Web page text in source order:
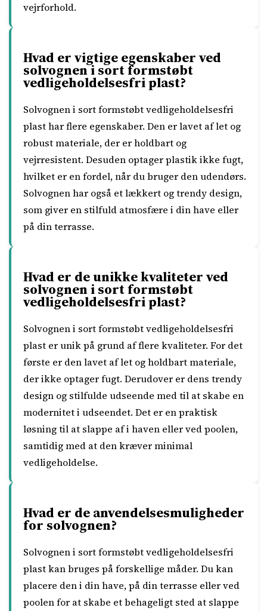
vejrforhold.
Hvad er vigtige egenskaber ved
solvognen i sort formstøbt
vedligeholdelsesfri plast?
Solvognen i sort formstøbt vedligeholdelsesfri
plast har flere egenskaber. Den er lavet af let og
robust materiale, der er holdbart og
vejrresistent. Desuden optager plastik ikke fugt,
hvilket er en fordel, når du bruger den udendørs.
Solvognen har også et lækkert og trendy design,
som giver en stilfuld atmosfære i din have eller
på din terrasse.
Hvad er de unikke kvaliteter ved
solvognen i sort formstøbt
vedligeholdelsesfri plast?
Solvognen i sort formstøbt vedligeholdelsesfri
plast er unik på grund af flere kvaliteter. For det
første er den lavet af let og holdbart materiale,
der ikke optager fugt. Derudover er dens trendy
design og stilfulde udseende med til at skabe en
modernitet i udseendet. Det er en praktisk
løsning til at slappe af i haven eller ved poolen,
samtidig med at den kræver minimal
vedligeholdelse.
Hvad er de anvendelsesmuligheder
for solvognen?
Solvognen i sort formstøbt vedligeholdelsesfri
plast kan bruges på forskellige måder. Du kan
placere den i din have, på din terrasse eller ved
poolen for at skabe et behageligt sted at slappe